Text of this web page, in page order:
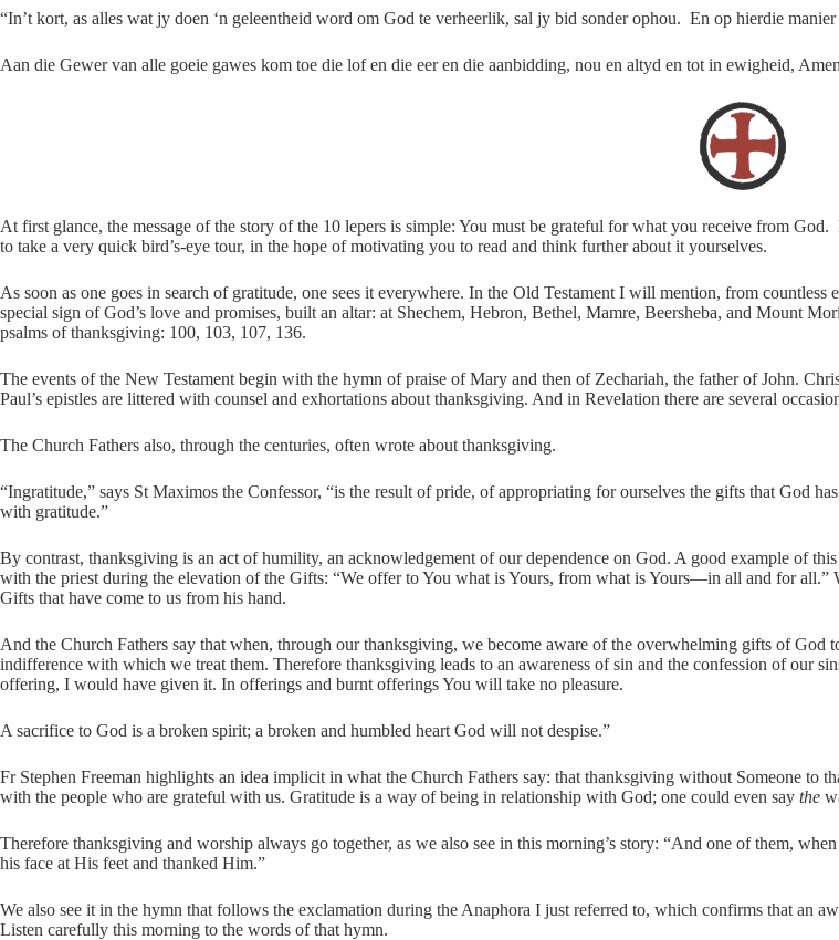
“In’t kort, as alles wat jy doen ‘n geleentheid word om God te verheerlik, sal jy bid sonder ophou. En op hierdie
Aan die Gewer van alle goeie gawes kom toe die lof en die eer en die aanbidding, nou en altyd en tot in ewigheid,
At first glance, the message of the story of the 10 lepers is simple: You must be grateful for what you receive from
to take a very quick bird’s-eye tour, in the hope of motivating you to read and think further about it yourselves.
As soon as one goes in search of gratitude, one sees it everywhere. In the Old Testament I will mention, from
special sign of God’s love and promises, built an altar: at Shechem, Hebron, Bethel, Mamre, Beersheba, and Mount
psalms of thanksgiving: 100, 103, 107, 136.
The events of the New Testament begin with the hymn of praise of Mary and then of Zechariah, the father of John.
Paul’s epistles are littered with counsel and exhortations about thanksgiving. And in Revelation there are several
The Church Fathers also, through the centuries, often wrote about thanksgiving.
“Ingratitude,” says St Maximos the Confessor, “is the result of pride, of appropriating for ourselves the gifts that God
with gratitude.”
By contrast, thanksgiving is an act of humility, an acknowledgement of our dependence on God. A good example of
with the priest during the elevation of the Gifts: “We offer to You what is Yours, from what is Yours—in all and for
Gifts that have come to us from his hand.
And the Church Fathers say that when, through our thanksgiving, we become aware of the overwhelming gifts of God
indifference with which we treat them. Therefore thanksgiving leads to an awareness of sin and the confession of our
offering, I would have given it. In offerings and burnt offerings You will take no pleasure.
A sacrifice to God is a broken spirit; a broken and humbled heart God will not despise.”
Fr Stephen Freeman highlights an idea implicit in what the Church Fathers say: that thanksgiving without Someone
with the people who are grateful with us. Gratitude is a way of being in relationship with God; one could even say the
Therefore thanksgiving and worship always go together, as we also see in this morning’s story: “And one of them,
his face at His feet and thanked Him.”
We also see it in the hymn that follows the exclamation during the Anaphora I just referred to, which confirms that an
Listen carefully this morning to the words of that hymn.